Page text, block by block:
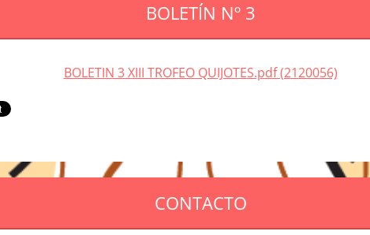
BOLETÍN Nº 3
BOLETIN 3 XIII TROFEO QUIJOTES.pdf (2120056)
CONTACTO